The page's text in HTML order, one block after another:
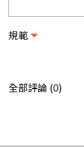
規範
全部評論 (0)